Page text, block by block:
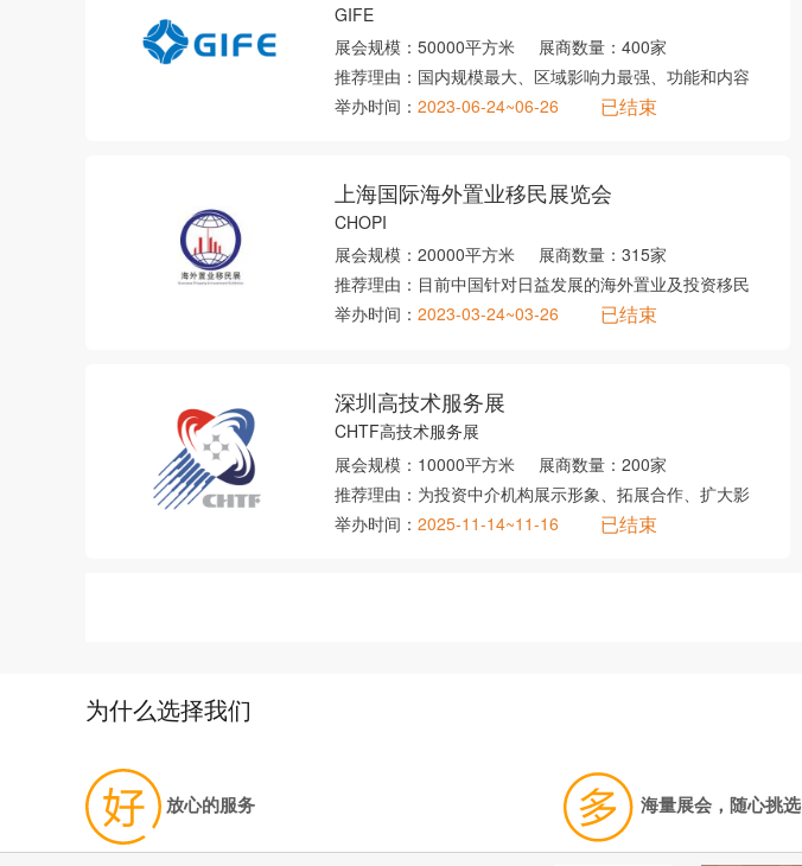
GIFE
展会规模： 50000平方米 展商数量： 400家
推荐理由： 国内规模最大、区域影响力最强、功能和内容
举办时间： 2023-06-24~06-26 已结束
上海国际海外置业移民展览会
CHOPI
展会规模： 20000平方米 展商数量： 315家
推荐理由： 目前中国针对日益发展的海外置业及投资移民
举办时间： 2023-03-24~03-26 已结束
深圳高技术服务展
CHTF高技术服务展
展会规模： 10000平方米 展商数量： 200家
推荐理由： 为投资中介机构展示形象、拓展合作、扩大影
举办时间： 2025-11-14~11-16 已结束
为什么选择我们
放心的服务 海量展会，随心挑选